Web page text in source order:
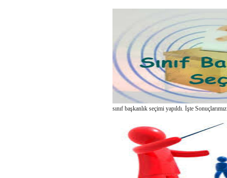
sınıf başkanlık seçimi yapıldı. İşte